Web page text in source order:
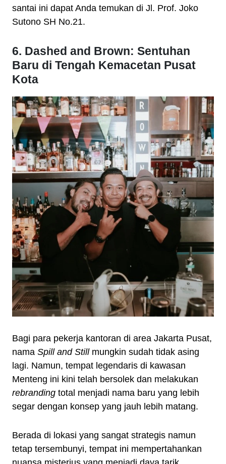
santai ini dapat Anda temukan di Jl. Prof. Joko
Sutono SH No.21.
6. Dashed and Brown: Sentuhan
Baru di Tengah Kemacetan Pusat
Kota
Bagi para pekerja kantoran di area Jakarta Pusat,
nama Spill and Stillmungkin sudah tidak asing
lagi. Namun, tempat legendaris di kawasan
Menteng ini kini telah bersolek dan melakukan
rebranding total menjadi nama baru yang lebih
segar dengan konsep yang jauh lebih matang.
Berada di lokasi yang sangat strategis namun
tetap tersembunyi, tempat ini mempertahankan